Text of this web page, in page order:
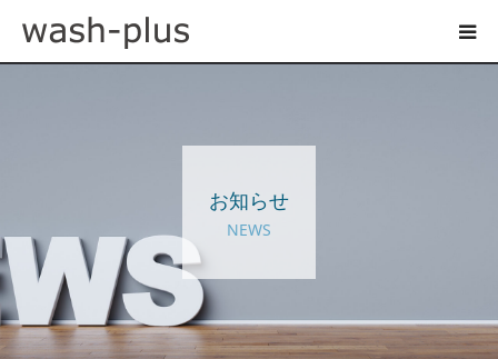
お知らせ
NEWS
お知らせ
採用情報